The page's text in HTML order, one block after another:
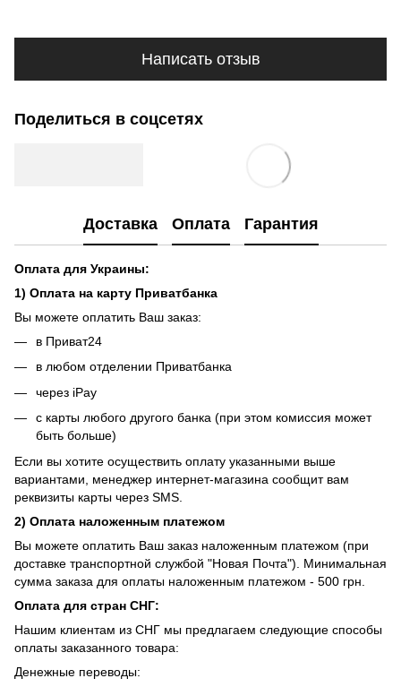
Написать отзыв
Поделиться в соцсетях
Доставка Оплата Гарантия
Оплата для Украины:
1) Оплата на карту Приватбанка
Вы можете оплатить Ваш заказ:
в Приват24
в любом отделении Приватбанка
через iPay
с карты любого другого банка (при этом комиссия может
быть больше)
Если вы хотите осуществить оплату указанными выше
вариантами, менеджер интернет-магазина сообщит вам
реквизиты карты через SMS.
2) Оплата наложенным платежом
Вы можете оплатить Ваш заказ наложенным платежом (при
доставке транспортной службой "Новая Почта"). Минимальная
сумма заказа для оплаты наложенным платежом - 500 грн.
Оплата для стран СНГ:
Нашим клиентам из СНГ мы предлагаем следующие способы
оплаты заказанного товара:
Денежные переводы: